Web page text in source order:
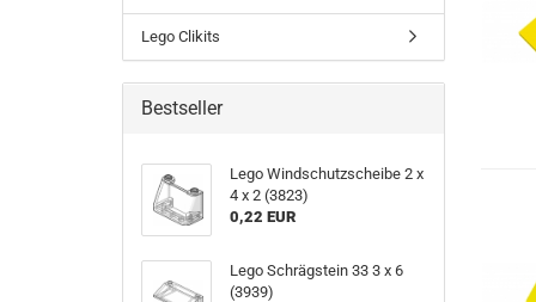
Lego Clikits
Bestseller
Lego Windschutzscheibe 2 x
4 x 2 (3823)
0,22 EUR
Lego Schrägstein 33 3 x 6
(3939)